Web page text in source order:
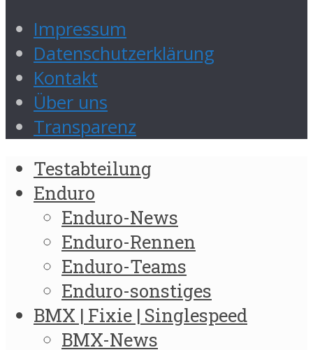
Impressum
Datenschutzerklärung
Kontakt
Über uns
Transparenz
Testabteilung
Enduro
Enduro-News
Enduro-Rennen
Enduro-Teams
Enduro-sonstiges
BMX | Fixie | Singlespeed
BMX-News